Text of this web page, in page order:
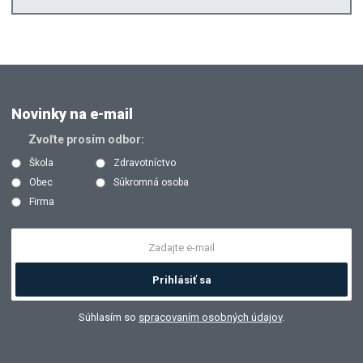
Novinky na e-mail
Zvoľte prosím odbor:
Škola
Zdravotníctvo
Obec
Súkromná osoba
Firma
Prihlásiť sa
Súhlasím so spracovaním osobných údajov.